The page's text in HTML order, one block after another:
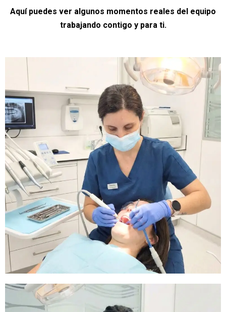
Aquí puedes ver algunos momentos reales del equipo
trabajando contigo y para ti.